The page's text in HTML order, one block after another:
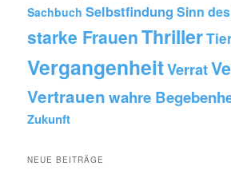
Sachbuch Selbstfindung Sinn
starke FrauenThriller
VergangenheitVerrat
Vertrauenwahre
Zukunft
NEUE BEITRÄGE